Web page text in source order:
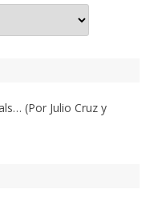
(Por Julio Cruz y